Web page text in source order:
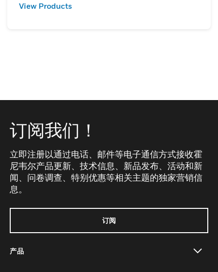
View Products
订阅我们！
立即注册以通过电话、邮件等电子通信方式接收霍
尼韦尔产品更新、技术信息、新品发布、活动和新
闻、问卷调查、特别优惠等相关主题的独家营销信
息。
订阅
产品